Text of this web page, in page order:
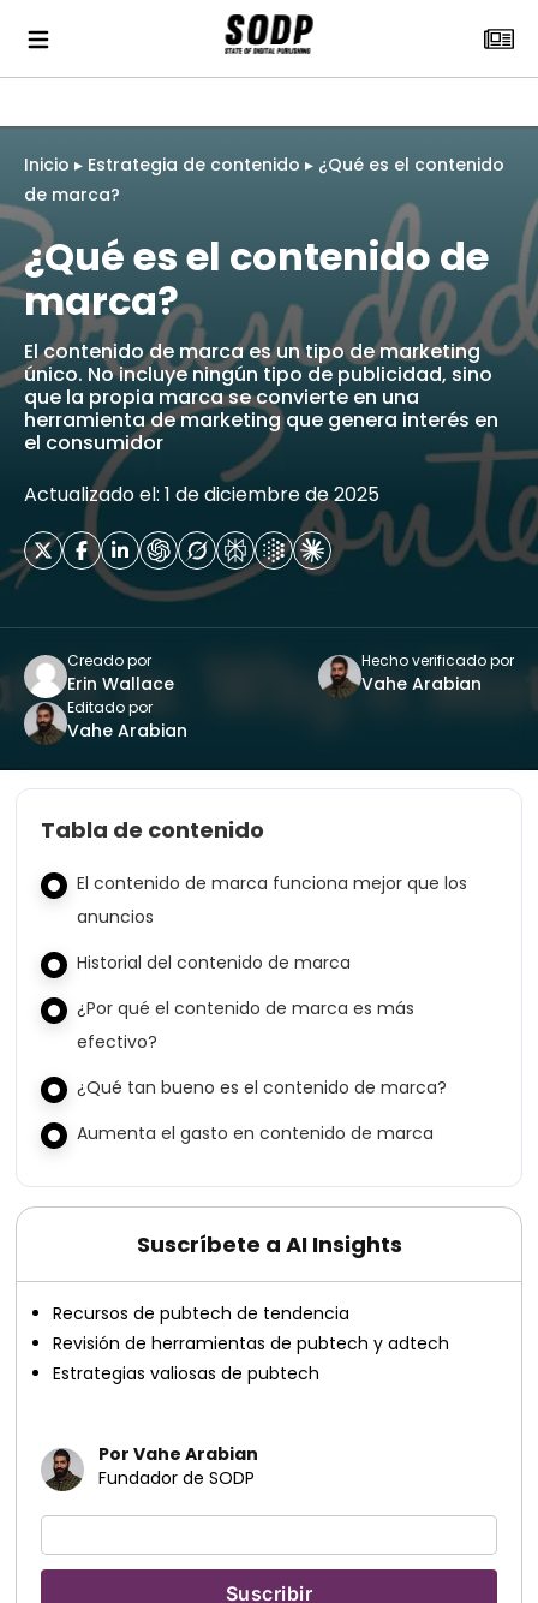
Inicio ▸ Estrategia de contenido ▸ ¿Qué es el contenido
de marca?
¿Qué es el contenido de
marca?
El contenido de marca es un tipo de marketing
único. No incluye ningún tipo de publicidad, sino
que la propia marca se convierte en una
herramienta de marketing que genera interés en
el consumidor
Actualizado el: 1 de diciembre de 2025
Creado por
Erin Wallace
Hecho verificado por
Vahe Arabian
Editado por
Vahe Arabian
Tabla de contenido
El contenido de marca funciona mejor que los
anuncios
Historial del contenido de marca
¿Por qué el contenido de marca es más
efectivo?
¿Qué tan bueno es el contenido de marca?
Aumenta el gasto en contenido de marca
Suscríbete a AI Insights
Recursos de pubtech de tendencia
Revisión de herramientas de pubtech y adtech
Estrategias valiosas de pubtech
Por Vahe Arabian
Fundador de SODP